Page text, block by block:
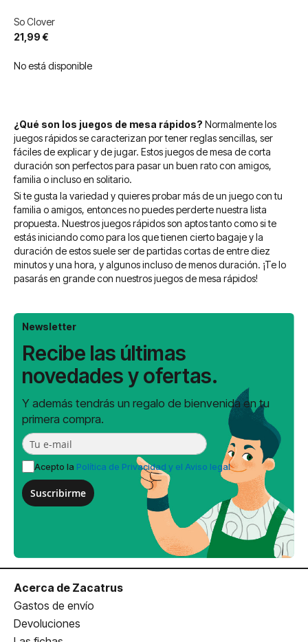
So Clover
21,99 €
No está disponible
¿Qué son los juegos de mesa rápidos? Normalmente los
juegos rápidos se caracterizan por tener reglas sencillas, ser
fáciles de explicar y de jugar. Estos juegos de mesa de corta
duración son perfectos para pasar un buen rato con amigos,
familia o incluso en solitario.
Si te gusta la variedad y quieres probar más de un juego con tu
familia o amigos, entonces no puedes perderte nuestra lista
propuesta. Nuestros juegos rápidos son aptos tanto como si te
estás iniciando como para los que tienen cierto bagaje y la
duración de estos suele ser de partidas cortas de entre diez
minutos y una hora, y algunos incluso de menos duración. ¡Te lo
pasarás en grande con nuestros juegos de mesa rápidos!
Newsletter
Recibe las últimas
novedades y ofertas.
Y además tendrás un regalo de bienvenida en tu
primera compra.
Acepto la Política de Privacidad y el Aviso legal
Suscribirme
Acerca de Zacatrus
Gastos de envío
Devoluciones